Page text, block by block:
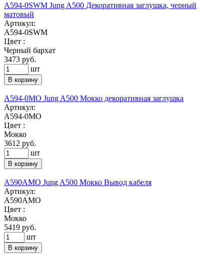
A594-0SWM Jung A500 Декоративная заглушка, черный
матовый
Артикул:
A594-0SWM
Цвет :
Черный бархат
3473 руб.
шт
В корзину
A594-0MO Jung A500 Мокко декоративная заглушка
Артикул:
A594-0MO
Цвет :
Мокко
3612 руб.
шт
В корзину
A590AMO Jung A500 Мокко Вывод кабеля
Артикул:
A590AMO
Цвет :
Мокко
5419 руб.
шт
В корзину